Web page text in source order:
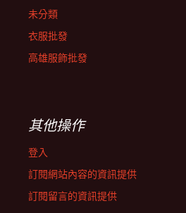
未分類
衣服批發
高雄服飾批發
其他操作
登入
訂閱網站內容的資訊提供
訂閱留言的資訊提供